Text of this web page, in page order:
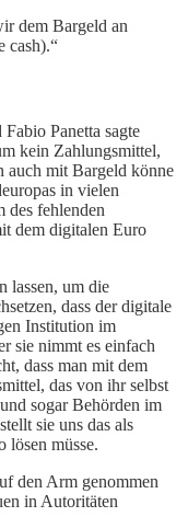
dem Bargeld an
cash).“
Panetta sagte
kein Zahlungsmittel,
auch mit Bargeld könne
in vielen
des fehlenden
dem digitalen Euro
lassen, um die
dass der digitale
Institution im
sie nimmt es einfach
dass man mit dem
das von ihr selbst
sogar Behörden im
sie uns das als
lösen müsse.
den Arm genommen
in Autoritäten